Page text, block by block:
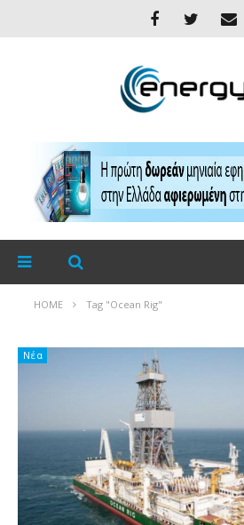
HOME Tag "Ocean Rig"
Νέα